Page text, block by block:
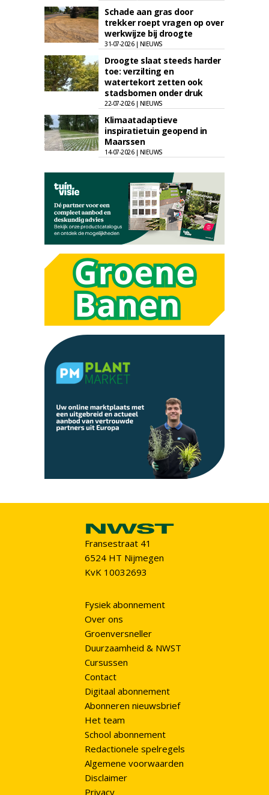
Schade aan gras door
trekker roept vragen op over
werkwijze bij droogte
31-07-2026 | NIEUWS
Droogte slaat steeds harder
toe: verzilting en
watertekort zetten ook
stadsbomen onder druk
22-07-2026 | NIEUWS
Klimaatadaptieve
inspiratietuin geopend in
Maarssen
14-07-2026 | NIEUWS
Fransestraat 41
6524 HT Nijmegen
KvK 10032693
Fysiek abonnement
Over ons
Groenversneller
Duurzaamheid & NWST
Cursussen
Contact
Digitaal abonnement
Abonneren nieuwsbrief
Het team
School abonnement
Redactionele spelregels
Algemene voorwaarden
Disclaimer
Privacy